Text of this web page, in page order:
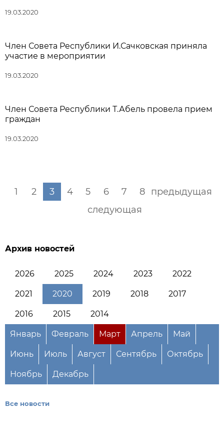
19.03.2020
Член Совета Республики И.Сачковская приняла
участие в мероприятии
19.03.2020
Член Совета Республики Т.Абель провела прием
граждан
19.03.2020
предыдущая
1 2 3 4 5 6 7
8
следующая
Архив новостей
2026 2025 2024 2023 2022
2021 2020 2019 2018 2017
2016 2015 2014
Январь Февраль Март Апрель Май
Июнь Июль Август Сентябрь Октябрь
Ноябрь Декабрь
Все новости